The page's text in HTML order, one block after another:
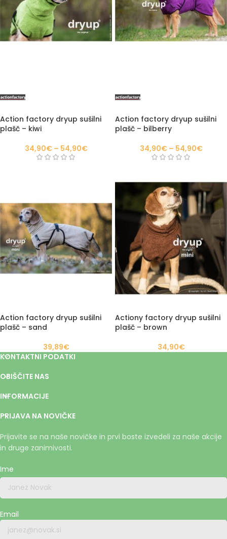
Action factory dryup sušilni
plašč – kiwi
34,90€ – 54,90€
Action factory dryup sušilni
plašč – bilberry
34,90€ – 54,90€
Action factory dryup sušilni
plašč – sand
39,89€
Actiony factory dryup sušilni
plašč – brown
34,90€
KONTAKTNI PODATKI
OBIŠČITE NAS
INFORMACIJE
PRIJAVA NA NOVIČKE
Prijavite se na naše novičke in prvi boste izvedeli za naše akcije
in druge zanimivosti.
Ime
Email